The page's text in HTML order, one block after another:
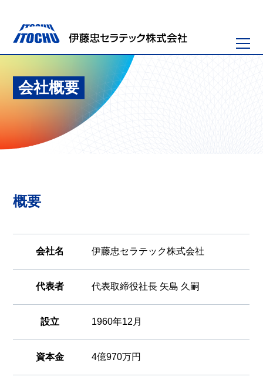
会社概要
概要
会社名 伊藤忠セラテック株式会社
代表者 代表取締役社長 矢島 久嗣
設立 1960年12月
資本金 4億970万円